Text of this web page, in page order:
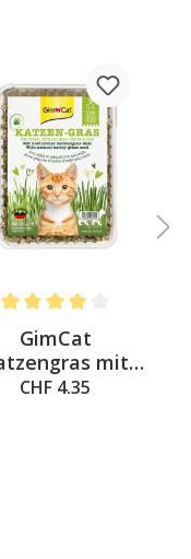
Average rating of 4 out of
GimCat
mit
natürlicher
CHF 4.35